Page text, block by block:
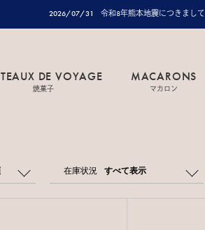
2026/07/31 令和8年熊本地震につきまして
DE VOYAGE
焼菓子
MACARONS
マカロン
在庫状況 すべて表示